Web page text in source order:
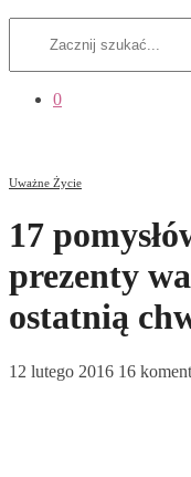
0
Uważne Życie
17
prezenty
ostatnią
12 lutego 2016 16